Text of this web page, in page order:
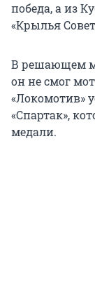
победа, а из
«Крылья
В решающем
он не смог
«Локомотив»
«Спартак»,
медали.